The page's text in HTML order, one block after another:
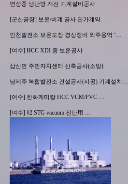
연성중 냉난방 개선 기계설비공사
[군산공장] 보온/비계 공사 단가계약
인천발전소 보온도장 경상정비 외주용역 ‘…
[여수] HCC XDI 중 보온공사
삼산면 주민자치센터 신축공사(소방)
남제주 복합발전소 건설공사(시공) 기계설치…
[여수] 한화케미칼 HCC VCM/PVC …
[여수] #2 STG vacuum 진단用 …